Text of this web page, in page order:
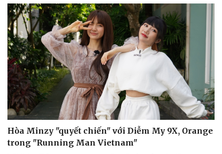
Hòa Minzy "quyết chiến" với Diễm My 9X, Orange
trong "Running Man Vietnam"